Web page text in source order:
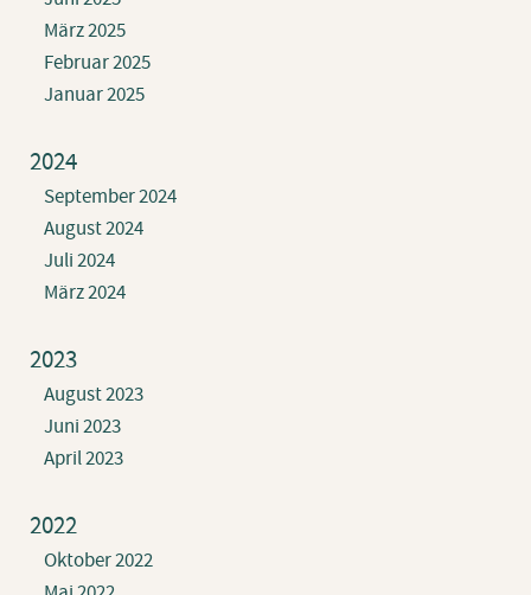
März 2025
Februar 2025
Januar 2025
2024
September 2024
August 2024
Juli 2024
März 2024
2023
August 2023
Juni 2023
April 2023
2022
Oktober 2022